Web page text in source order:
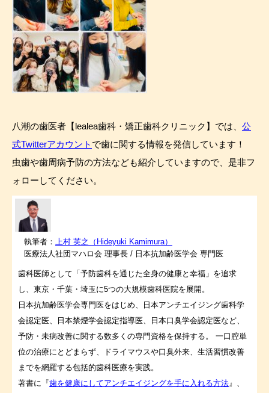
八潮の歯医者【lealea歯科・矯正歯科クリニック】では、 公
式Twitterアカウント で歯に関する情報を発信しています！
虫歯や歯周病予防の方法なども紹介していますので、是非フ
ォローしてください。
執筆者：
上村 英之（Hideyuki Kamimura）
医療法人社団マハロ会 理事長 / 日本抗加齢医学会 専門医
歯科医師として「予防歯科を通じた全身の健康と幸福」を追求
し、東京・千葉・埼玉に5つの大規模歯科医院を展開。
日本抗加齢医学会専門医をはじめ、日本アンチエイジング歯科学
会認定医、日本禁煙学会認定指導医、日本口臭学会認定医など、
予防・未病改善に関する数多くの専門資格を保持する。 一口腔単
位の治療にとどまらず、ドライマウスや口臭外来、生活習慣改善
までを網羅する包括的歯科医療を実践。
著書に『歯を健康にしてアンチエイジングを手に入れる方法 』、